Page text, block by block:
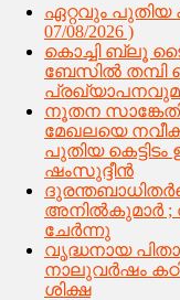
ഏറ്റവും പുതിയ
07/08/2026 )
കൊച്ചി ബ്ലൂ
ബേസിൽ തമ്പി
നൂതന
മേഖലയെ
പുതിയ
ഷംസുദ്ദീന്‍
അനില്‍കുമാര്‍
ചേര്‍ന്നു
വൃദ്ധനായ
നാലുവർഷം
ശിക്ഷ